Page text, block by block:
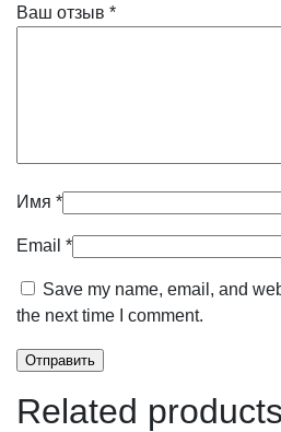
Ваш отзыв *
Имя *
Email *
Save my name, email, and
the next time I comment.
Related products